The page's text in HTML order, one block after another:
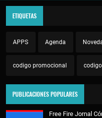
ETIQUETAS
APPS Agenda
codigo promocional
PUBLICACIONES POPULARES
Free Fire Jornal